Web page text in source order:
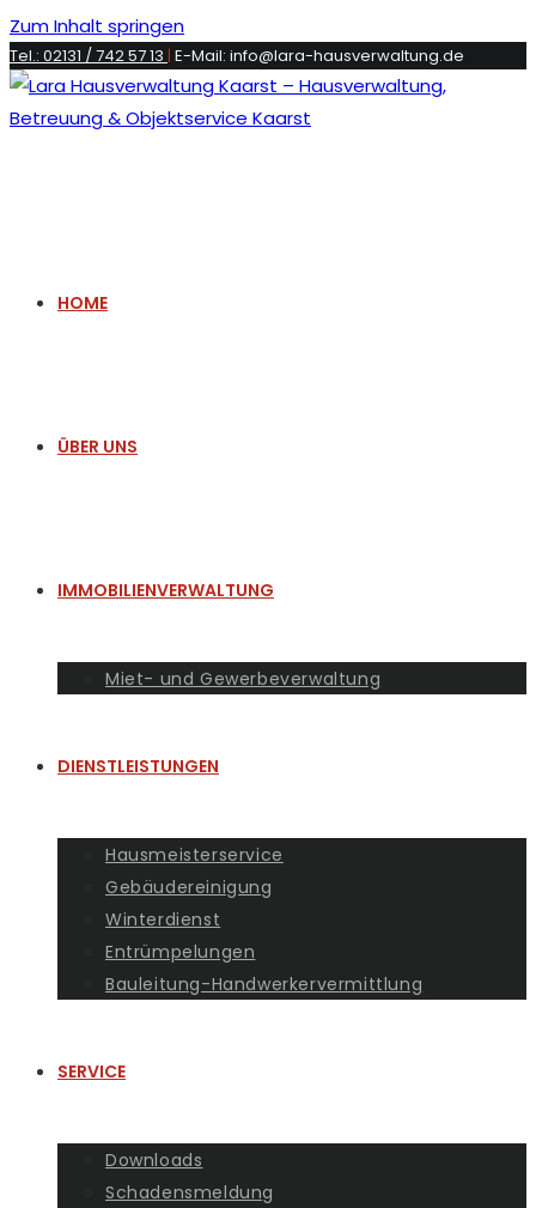
Zum Inhalt springen
Tel.: 02131 / 742 57 13 | E-Mail: info@lara-hausverwaltung.de
HOME
ÜBER UNS
IMMOBILIENVERWALTUNG
Miet- und Gewerbeverwaltung
DIENSTLEISTUNGEN
Hausmeisterservice
Gebäudereinigung
Winterdienst
Entrümpelungen
Bauleitung-Handwerkervermittlung
SERVICE
Downloads
Schadensmeldung